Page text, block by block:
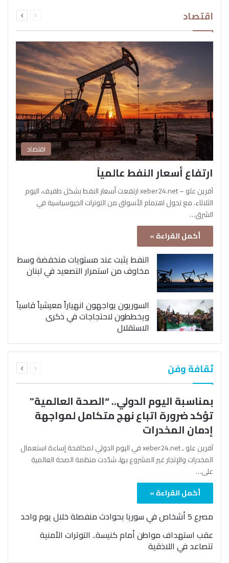
اقتصاد الصفحةالصفحة
اقتصاد
ارتفاع أسعار النفط عالمياً
آفرين علو – xeber24.net ارتفعت أسعار النفط بشكل طفيف، اليوم
الثلاثاء، مع تحول اهتمام الأسواق من التوترات الجيوسياسية في
الشرق…
أكمل القراءة »
النفط يثبت عند مستويات منخفضة وسط
مخاوف من استمرار التصعيد في لبنان
السوريون يواجهون انهياراً معيشياً قاسياً
ويخططون لاحتجاجات في ذكرى
الاستقلال
ثقافة وفن الصفحةالصفحة
بمناسبة اليوم الدولي.. “الصحة العالمية”
تؤكد ضرورة اتباع نهج متكامل لمواجهة
إدمان المخدرات
آفرين علو ـ xeber24.net في اليوم الدولي لمكافحة إساءة استعمال
المخدرات والإتجار غير المشروع بها، شدّدت منظمة الصحة العالمية
على…
أكمل القراءة »
مصرع 5 أشخاص في سوريا بحوادث منفصلة خلال يوم واحد
عقب استهداف مواطن أمام كنيسة.. التوترات الأمنية
تتصاعد في اللاذقية